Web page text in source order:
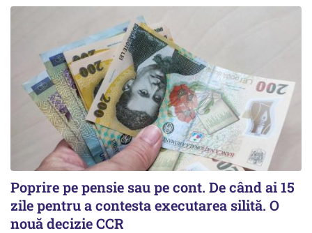
Poprire pe pensie sau pe cont. De când ai 15
zile pentru a contesta executarea silită. O
nouă decizie CCR